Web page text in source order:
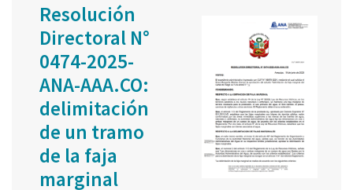
Resolución
Directoral N°
0474-2025-
ANA-AAA.CO:
delimitación
de un tramo
de la faja
marginal